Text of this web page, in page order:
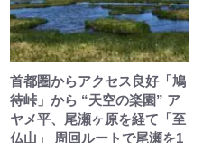
首都圏からアクセス良好「鳩
待峠」から “天空の楽園” ア
ヤメ平、尾瀬ヶ原を経て「至
仏山」 周回ルートで尾瀬を1